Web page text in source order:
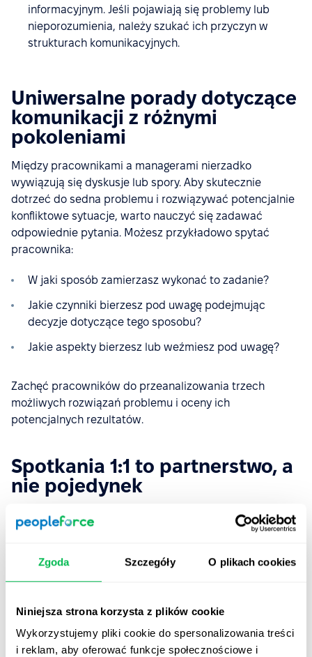
Zgoda Szczegóły O plikach cookies
Niniejsza strona korzysta z plików cookie
Wykorzystujemy pliki cookie do spersonalizowania treści
i reklam, aby oferować funkcje społecznościowe i
informacyjnym. Jeśli pojawiają się problemy lub
nieporozumienia, należy szukać ich przyczyn w
strukturach komunikacyjnych.
Uniwersalne porady dotyczące
komunikacji z różnymi
pokoleniami
Między pracownikami a managerami nierzadko
wywiązują się dyskusje lub spory. Aby skutecznie
dotrzeć do sedna problemu i rozwiązywać potencjalnie
konfliktowe sytuacje, warto nauczyć się zadawać
odpowiednie pytania. Możesz przykładowo spytać
pracownika:
W jaki sposób zamierzasz wykonać to zadanie?
Jakie czynniki bierzesz pod uwagę podejmując
decyzje dotyczące tego sposobu?
Jakie aspekty bierzesz lub weźmiesz pod uwagę?
Zachęć pracowników do przeanalizowania trzech
możliwych rozwiązań problemu i oceny ich
potencjalnych rezultatów.
Spotkania 1:1 to partnerstwo, a
nie pojedynek
Każde spotkanie z pracownikiem w formacie 1 na 1
powinno być prowadzone w celu poprawy partnerstwa i
powinno przypominać kłótni lub pojedynku mającego na
celu zdominowanie lub przekonanie pracownika do
zastosowania przymusu. Każde pokolenie inaczej
wartościuje spotkania z kierownictwem lub
managerami, ale istnieją uniwersalne zalecenia